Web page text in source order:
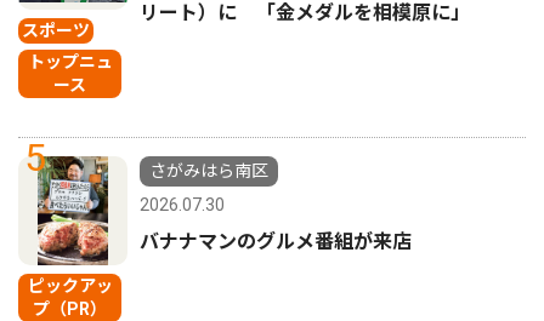
スポーツ
トップニュ
ース
リート）に 「金メダルを相模原に」
5
ピックアッ
プ（PR）
さがみはら南区
2026.07.30
バナナマンのグルメ番組が来店